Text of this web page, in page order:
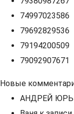
74997023586
79692829536
79194200509
79092907671
Новые
АНДРЕЙ